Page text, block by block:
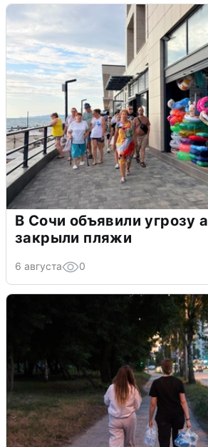
В Сочи объявили угрозу
закрыли пляжи
6 августа 0